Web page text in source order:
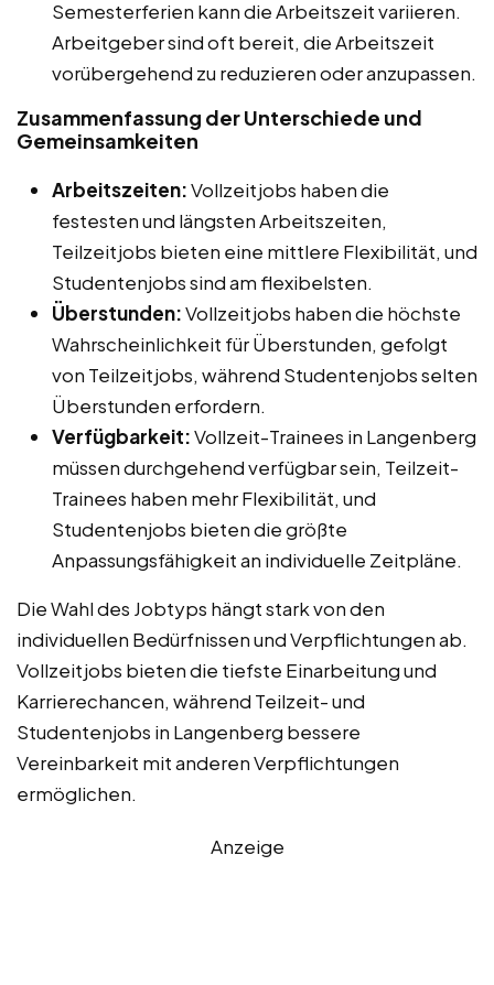
Semesterferien kann die Arbeitszeit variieren.
Arbeitgeber sind oft bereit, die Arbeitszeit
vorübergehend zu reduzieren oder anzupassen.
Zusammenfassung der Unterschiede und
Gemeinsamkeiten
Arbeitszeiten:Vollzeitjobs haben die
festesten und längsten Arbeitszeiten,
Teilzeitjobs bieten eine mittlere Flexibilität, und
Studentenjobs sind am flexibelsten.
Überstunden:Vollzeitjobs haben die höchste
Wahrscheinlichkeit für Überstunden, gefolgt
von Teilzeitjobs, während Studentenjobs selten
Überstunden erfordern.
Verfügbarkeit:Vollzeit-Trainees in Langenberg
müssen durchgehend verfügbar sein, Teilzeit-
Trainees haben mehr Flexibilität, und
Studentenjobs bieten die größte
Anpassungsfähigkeit an individuelle Zeitpläne.
Die Wahl des Jobtyps hängt stark von den
individuellen Bedürfnissen und Verpflichtungen ab.
Vollzeitjobs bieten die tiefste Einarbeitung und
Karrierechancen, während Teilzeit- und
Studentenjobs in Langenberg bessere
Vereinbarkeit mit anderen Verpflichtungen
ermöglichen.
Anzeige